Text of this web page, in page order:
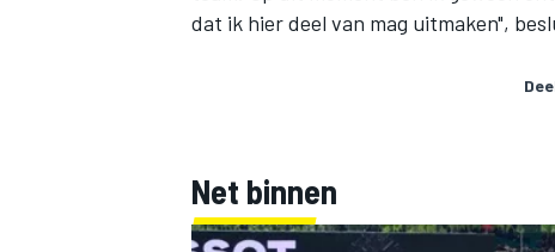
dat ik hier deel van mag uitmaken",
Net binnen